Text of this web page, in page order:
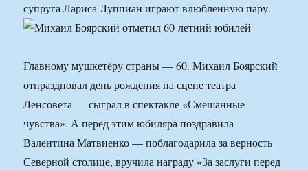
супруга Лариса Луппиан играют влюбленную пару.
Главному мушкетёру страны — 60. Михаил Боярский
отпраздновал день рождения на сцене театра
Ленсовета — сыграл в спектакле «Смешанные
чувства». А перед этим юбиляра поздравила
Валентина Матвиенко — поблагодарила за верность
Северной столице, вручила награду «За заслуги перед